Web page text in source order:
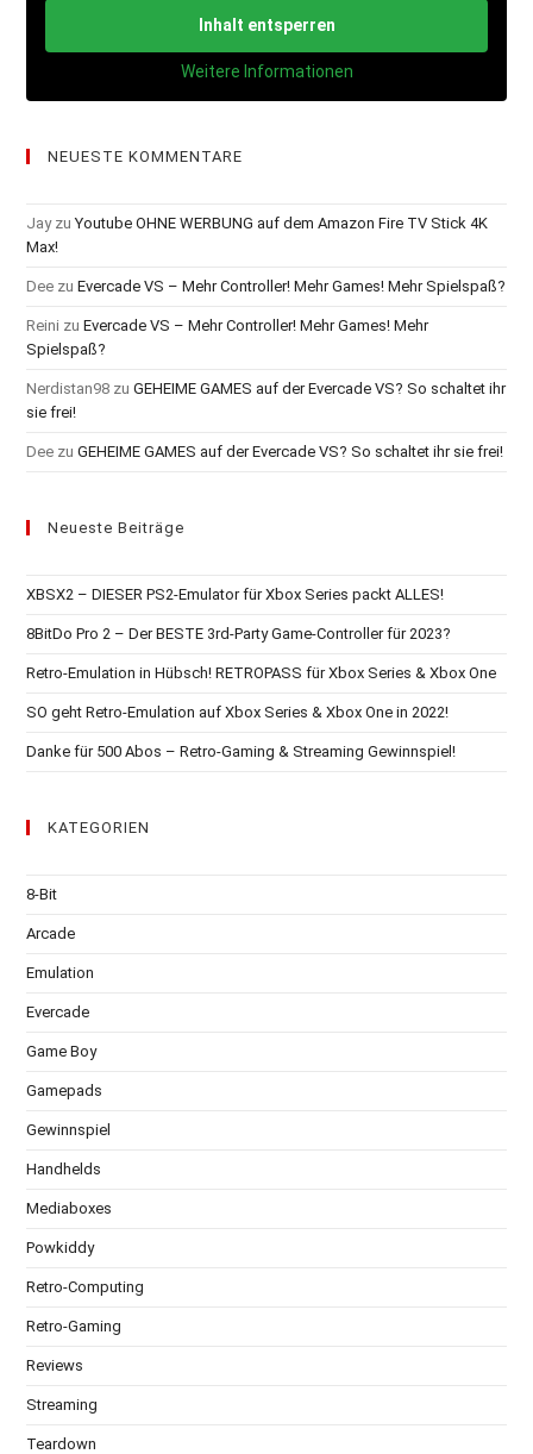
Inhalt entsperren
Weitere Informationen
NEUESTE KOMMENTARE
JayzuYoutube OHNE WERBUNG auf dem Amazon Fire TV Stick 4K
Max!
Dee zuEvercade VS – Mehr Controller! Mehr Games! Mehr Spielspaß?
Reini zuEvercade VS – Mehr Controller! Mehr Games! Mehr
Spielspaß?
Nerdistan98 zuGEHEIME GAMES auf der Evercade VS? So schaltet ihr
sie frei!
Dee zuGEHEIME GAMES auf der Evercade VS? So schaltet ihr sie frei!
Neueste Beiträge
XBSX2 – DIESER PS2-Emulator für Xbox Series packt ALLES!
8BitDo Pro 2 – Der BESTE 3rd-Party Game-Controller für 2023?
Retro-Emulation in Hübsch! RETROPASS für Xbox Series & Xbox One
SO geht Retro-Emulation auf Xbox Series & Xbox One in 2022!
Danke für 500 Abos – Retro-Gaming & Streaming Gewinnspiel!
KATEGORIEN
8-Bit
Arcade
Emulation
Evercade
Game Boy
Gamepads
Gewinnspiel
Handhelds
Mediaboxes
Powkiddy
Retro-Computing
Retro-Gaming
Reviews
Streaming
Teardown